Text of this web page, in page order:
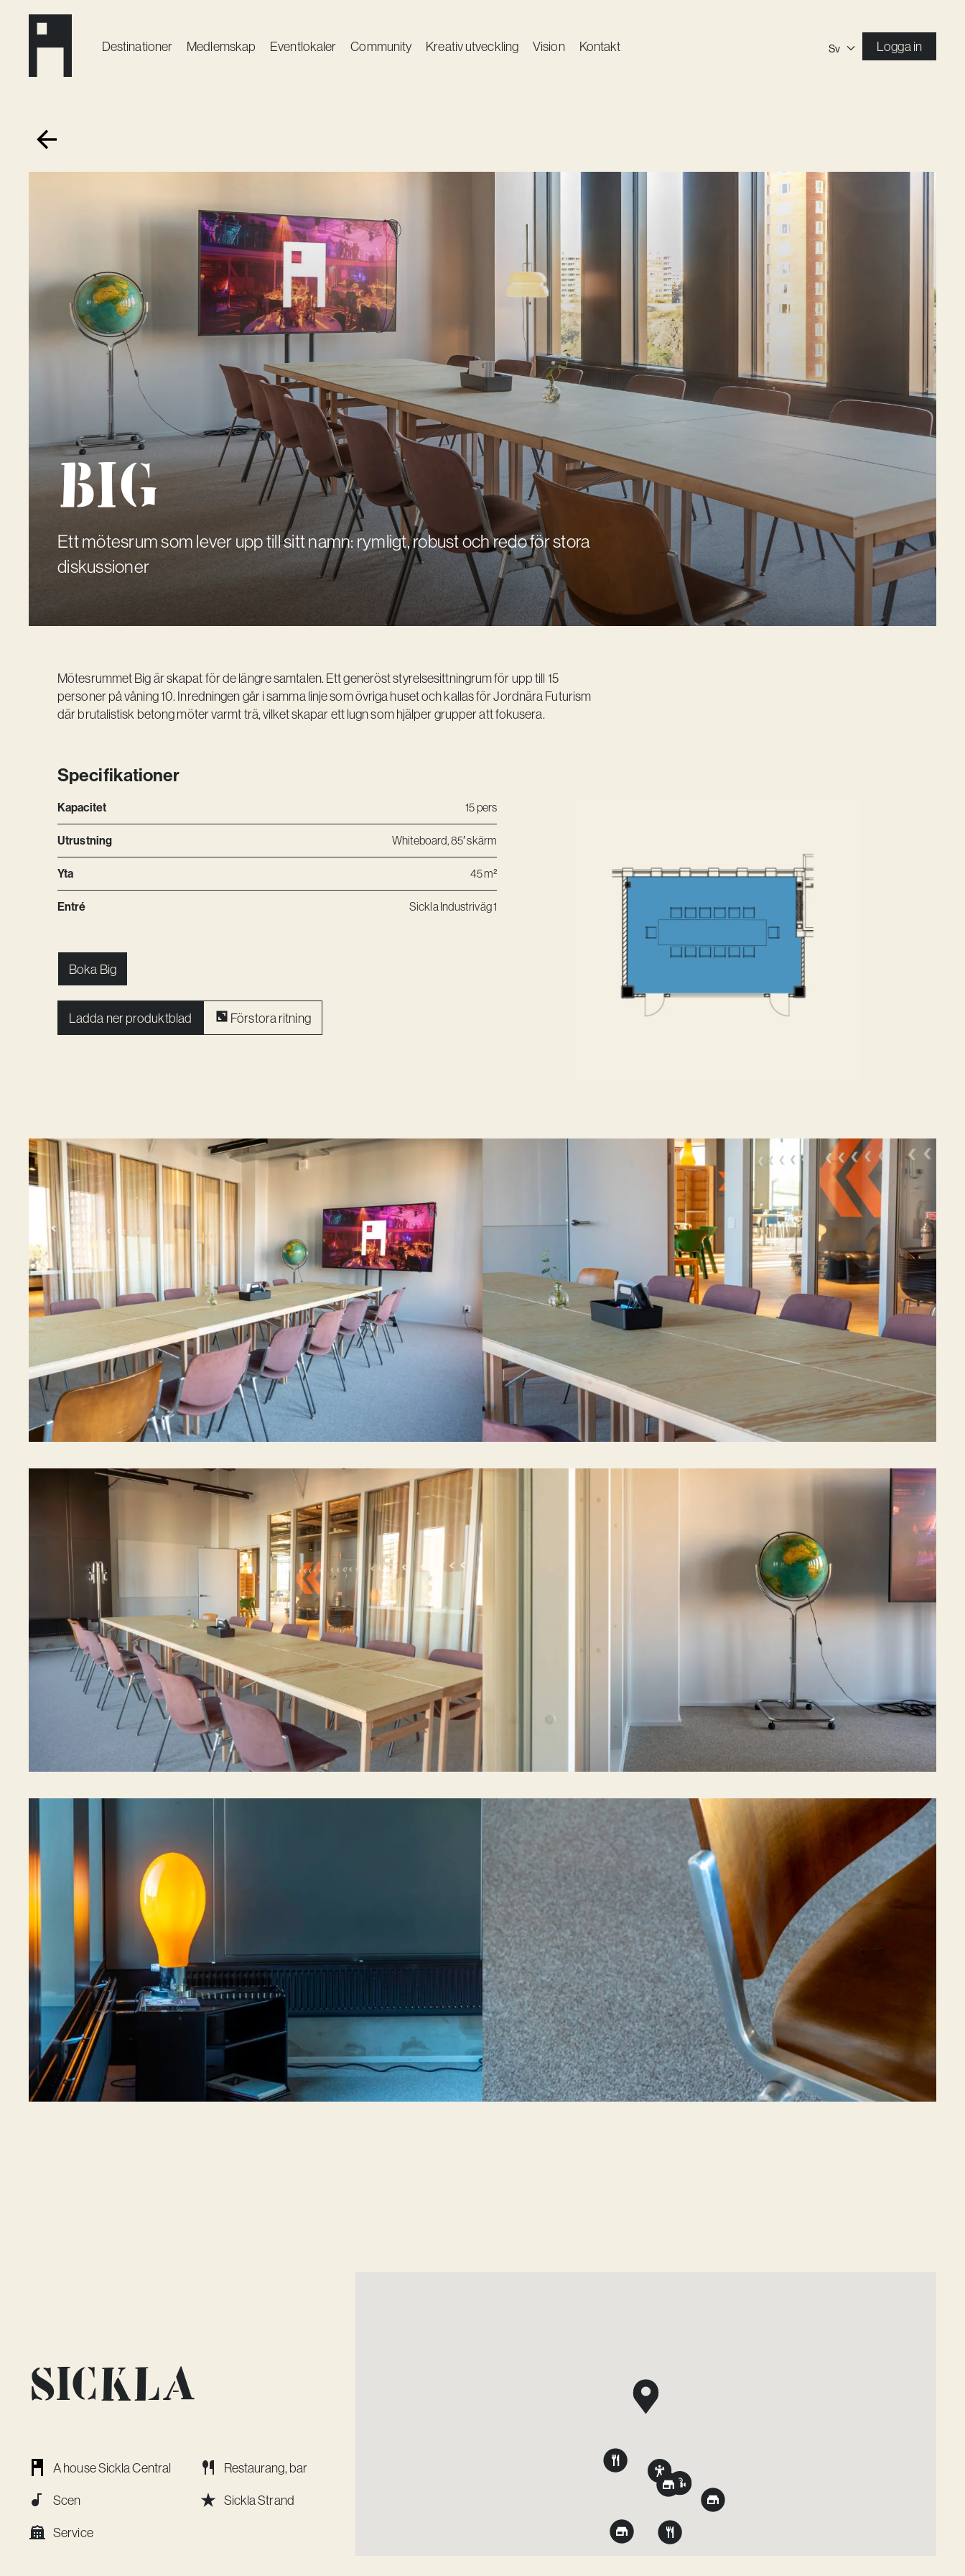
Destinationer Medlemskap Event­lokaler Community Kreativ utveckling Vision Kontakt Sv Logga in
Big
Ett mötesrum som lever upp till sitt namn: rymligt, robust och redo för stora
diskussioner
Mötesrummet Big är skapat för de längre samtalen. Ett generöst styrelsesittningrum för upp till 15
personer på våning 10. Inredningen går i samma linje som övriga huset och kallas för Jordnära Futurism
där brutalistisk betong möter varmt trä, vilket skapar ett lugn som hjälper grupper att fokusera.
Specifikationer
Kapacitet 15 pers
Utrustning Whiteboard, 85′ skärm
Yta 45 m²
Entré Sickla Industriväg 1
Boka Big
Ladda ner produktblad Förstora ritning
Sickla
A house Sickla Central
Restaurang, bar
Scen
Sickla Strand
Service